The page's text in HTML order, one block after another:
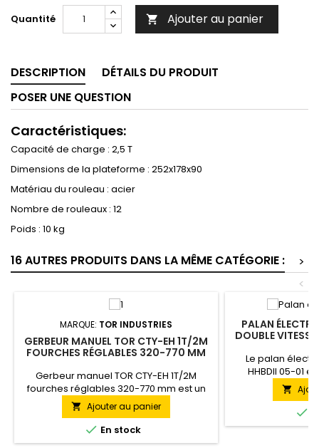
Quantité
 Ajouter au panier
DESCRIPTION
DÉTAILS DU PRODUIT
POSER UNE QUESTION
Caractéristiques:
Capacité de charge : 2,5 T
Dimensions de la plateforme : 252x178x90
Matériau du rouleau : acier
Nombre de rouleaux : 12
Poids : 10 kg
16 AUTRES PRODUITS DANS LA MÊME CATÉGORIE :
>
<
MARQUE: TOR INDUSTRIES
GERBEUR MANUEL TOR CTY-EH 1T/2M
FOURCHES RÉGLABLES 320-770 MM
Gerbeur manuel TOR CTY-EH 1T/2M
fourches réglables 320-770 mm est un
gerbeur hydraulique manuel avec
largeur de fourches réglable de 320-770
mm qui soulève des charges jusqu'à 1
tonne à une hauteur de 2 mètres.
 Ajouter au panier
 En stock
PALAN
DOUBLE
Le palan
HHBDII 05-01
professionnel
levage de
une hauteur de

